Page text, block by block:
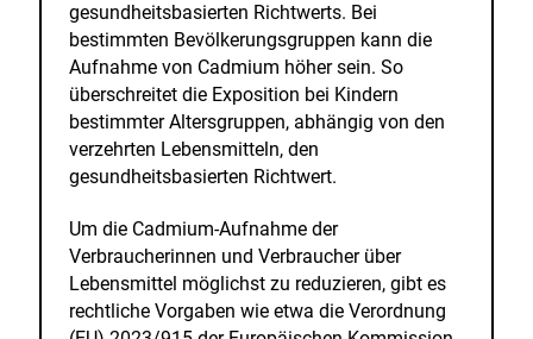
gesundheitsbasierten Richtwerts. Bei
bestimmten Bevölkerungsgruppen kann die
Aufnahme von Cadmium höher sein. So
überschreitet die Exposition bei Kindern
bestimmter Altersgruppen, abhängig von den
verzehrten Lebensmitteln, den
gesundheitsbasierten Richtwert.
Um die Cadmium-Aufnahme der
Verbraucherinnen und Verbraucher über
Lebensmittel möglichst zu reduzieren, gibt es
rechtliche Vorgaben wie etwa die Verordnung